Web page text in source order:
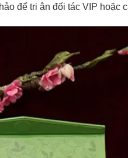
để tri ân đối tác VIP hoặc